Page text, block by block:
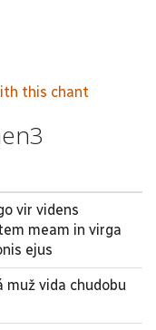
this chant
vir videns
meam in virga
ejus
muž vida chudobu